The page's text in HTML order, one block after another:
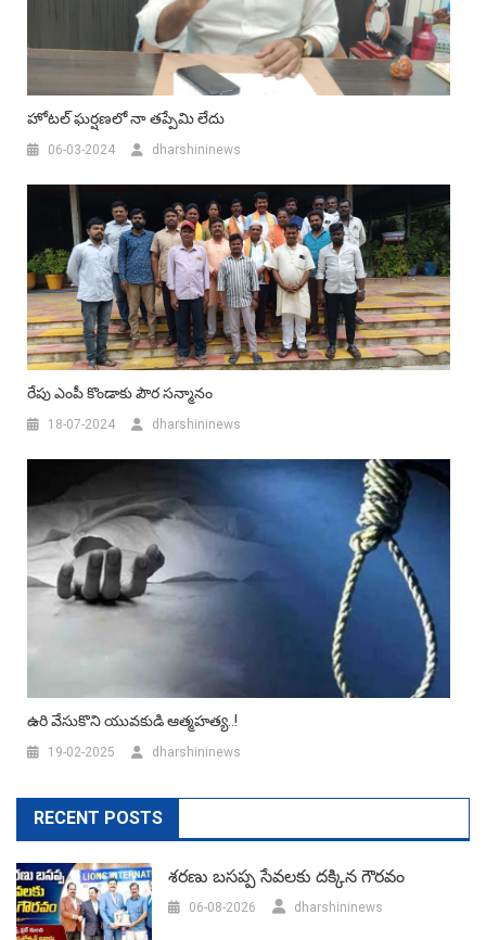
హోటల్‌ ఘర్షణలో నా తప్పేమి లేదు
06-03-2024 dharshininews
రేపు ఎంపీ కొండాకు పౌర సన్మానం
18-07-2024 dharshininews
ఉరి వేసుకొని యువకుడి ఆత్మహత్య..!
19-02-2025 dharshininews
RECENT POSTS
శరణు బసప్ప సేవలకు దక్కిన గౌరవం
06-08-2026 dharshininews